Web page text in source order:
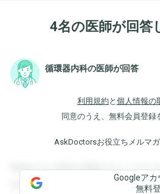
4名の医師が回答
循環器内科の医師が回答
利用規約 と 個人情報の
同意のうえ、無料会員登録
AskDoctorsお役立ちメルマ
登録すると回答を閲覧することがで
を閲覧することができます。登録す
Googleアカ
無料